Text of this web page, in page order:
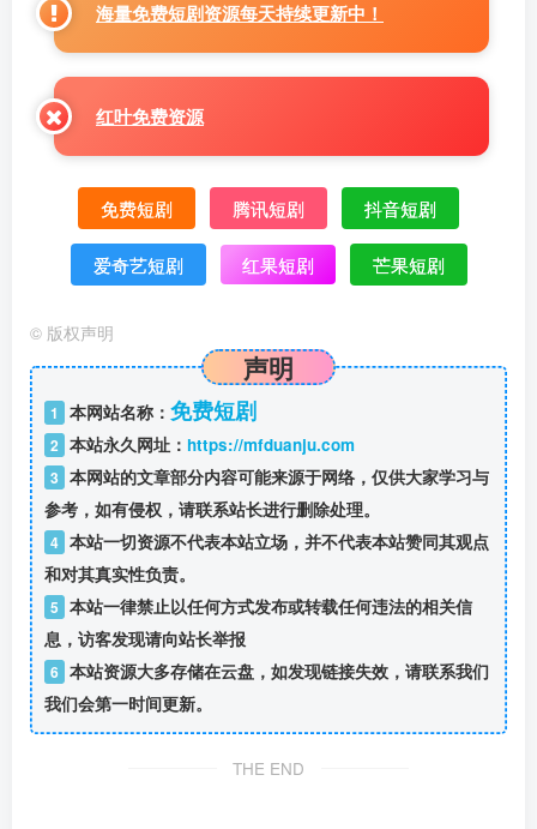
海量免费短剧资源每天持续更新中！
红叶免费资源
免费短剧 腾讯短剧 抖音短剧
爱奇艺短剧 红果短剧 芒果短剧
© 版权声明
声明
1 本网站名称： 免费短剧
2 本站永久网址： https://mfduanju.com
3 本网站的文章部分内容可能来源于网络，仅供大家学习与
参考，如有侵权，请联系站长进行删除处理。
4 本站一切资源不代表本站立场，并不代表本站赞同其观点
和对其真实性负责。
5 本站一律禁止以任何方式发布或转载任何违法的相关信
息，访客发现请向站长举报
6 本站资源大多存储在云盘，如发现链接失效，请联系我们
我们会第一时间更新。
THE END